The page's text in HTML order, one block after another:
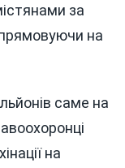
за
на
саме на
на